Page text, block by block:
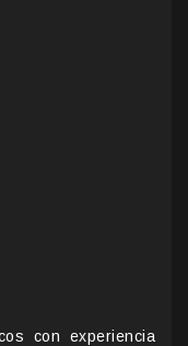
con experiencia